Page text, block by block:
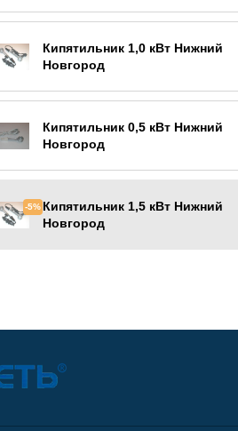
Кипятильник 1,0 кВт Нижний
Новгород
Кипятильник 0,5 кВт Нижний
Новгород
-5%Кипятильник 1,5 кВт Нижний
Новгород